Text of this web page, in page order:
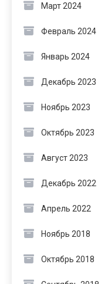
Март 2024
Февраль 2024
Январь 2024
Декабрь 2023
Ноябрь 2023
Октябрь 2023
Август 2023
Декабрь 2022
Апрель 2022
Ноябрь 2018
Октябрь 2018